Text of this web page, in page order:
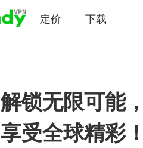
定价 下载
解锁无限可能，
享受全球精彩！